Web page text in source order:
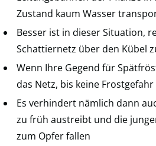
Zustand kaum Wasser
Besser ist in dieser Situation,
Schattiernetz über den Kübel
Wenn Ihre Gegend für
das Netz, bis keine
Es verhindert nämlich dann
zu früh austreibt und die
zum Opfer fallen